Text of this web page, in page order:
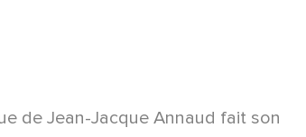
de Jean-Jacque Annaud fait son